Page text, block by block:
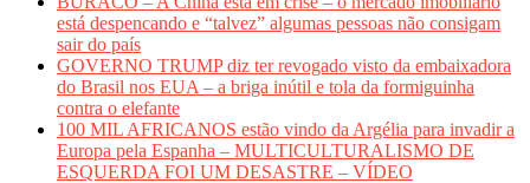
está despencando e “talvez” algumas pessoas não consigam
sair do país
GOVERNO TRUMP diz ter revogado visto da embaixadora
do Brasil nos EUA – a briga inútil e tola da formiguinha
contra o elefante
100 MIL AFRICANOS estão vindo da Argélia para invadir a
Europa pela Espanha – MULTICULTURALISMO DE
ESQUERDA FOI UM DESASTRE – VÍDEO